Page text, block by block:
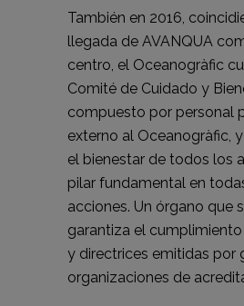
También en 2016,
llegada de AVANQUA
centro, el Oceanogràfic
Comité de Cuidado y
compuesto por personal
externo al Oceanogràfic,
el bienestar de todos los
pilar fundamental en
acciones. Un órgano que
garantiza el
y directrices emitidas por
organizaciones de